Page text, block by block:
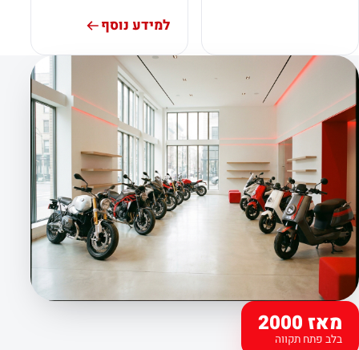
למידע נוסף
מאז 2000
בלב פתח תקווה
קצת עלינו